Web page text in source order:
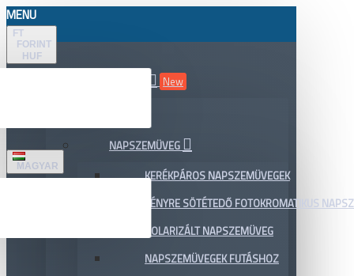
MENU
FT
FORINT
HUF
MAGYAR
New
NAPSZEMÜVEG
KERÉKPÁROS NAPSZEMÜVEGEK
FÉNYRE SÖTÉTEDŐ FOTOKROMATIKUS
POLARIZÁLT NAPSZEMÜVEG
NAPSZEMÜVEGEK FUTÁSHOZ